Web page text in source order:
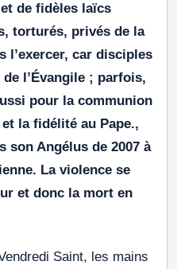
de fidèles laïcs
torturés, privés de la
l’exercer, car disciples
l’Évangile ; parfois,
pour la communion
la fidélité au Pape.,
son Angélus de 2007 à
La violence se
et donc la mort en
Saint, les mains